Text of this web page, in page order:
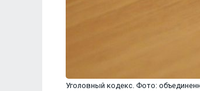
Уголовный кодекс. Фото: